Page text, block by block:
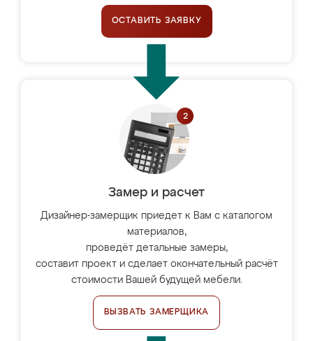
ОСТАВИТЬ ЗАЯВКУ
Замер и расчет
Дизайнер-замерщик приедет к Вам с каталогом
материалов,
проведёт детальные замеры,
составит проект и сделает окончательный расчёт
стоимости Вашей будущей мебели.
ВЫЗВАТЬ ЗАМЕРЩИКА